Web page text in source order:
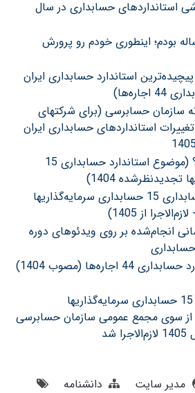
استانداردهای حسابداری در سال
18 ساله بودم؛ اینطوری خودم رو پرورش
استاندارد حسابداری ایران
حسابرسی (برای شرکتهای
استانداردهای حسابداری ایران
مصون‌سازی چیست؟ (موضوع استاندارد حسابداری 15
1404)
آموزش استاندارد حسابداری 15 حسابداری سرمایه‌گذاریها
انجام‌شده بر روی ویدئوهای دوره
آموزش کامل استاندارد حسابداری 44 اجاره‌ها (مصوب 1404)
استاندارد حسابداری 15 حسابداری سرمایه‌گذاریها
1404) از سوی مجمع عمومی سازمان حسابرسی
سایت دانشنامه